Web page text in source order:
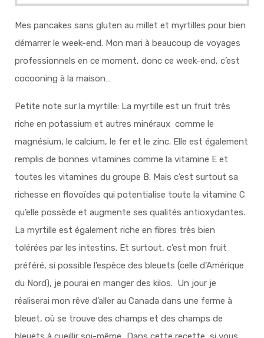
Mes pancakes sans gluten au millet et myrtilles pour bien
démarrer le week-end. Mon mari à beaucoup de voyages
professionnels en ce moment, donc ce week-end, c’est
cocooning à la maison…
Petite note sur la myrtille: La myrtille est un fruit très
riche en potassium et autres minéraux comme le
magnésium, le calcium, le fer et le zinc. Elle est également
remplis de bonnes vitamines comme la vitamine E et
toutes les vitamines du groupe B. Mais c’est surtout sa
richesse en flovoïdes qui potentialise toute la vitamine C
qu’elle possède et augmente ses qualités antioxydantes.
La myrtille est également riche en fibres très bien
tolérées par les intestins. Et surtout, c’est mon fruit
préféré, si possible l’espèce des bleuets (celle d’Amérique
du Nord), je pourai en manger des kilos. Un jour je
réaliserai mon rêve d’aller au Canada dans une ferme à
bleuet, où se trouve des champs et des champs de